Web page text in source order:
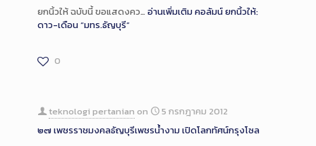
ยกนิ้วให้ ฉบับนี้ ขอแสดงคว… อ่านเพิ่มเติมคอลัมน์ ยกนิ้วให้:
ดาว-เดือน “มทร.ธัญบุรี”
0
teknologi pertanian on
5 กรกฎาคม 2012
๒๗ เพชรราชมงคลธัญบุรีเพชรน้ำงาม เปิดโลกทัศน์กรุงโซล